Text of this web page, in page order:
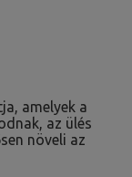
amelyek a
az ülés
növeli az